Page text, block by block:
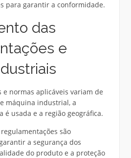
para garantir a conformidade.
das
e
e normas aplicáveis variam de
máquina industrial, a
é usada e a região geográfica.
são
a segurança dos
do produto e a proteção